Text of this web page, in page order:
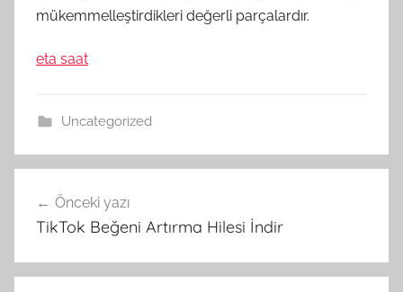
mükemmelleştirdikleri değerli parçalardır.
eta saat
Uncategorized
gezinmesi
Önceki yazı
TikTok Beğeni Artırma Hilesi İndir